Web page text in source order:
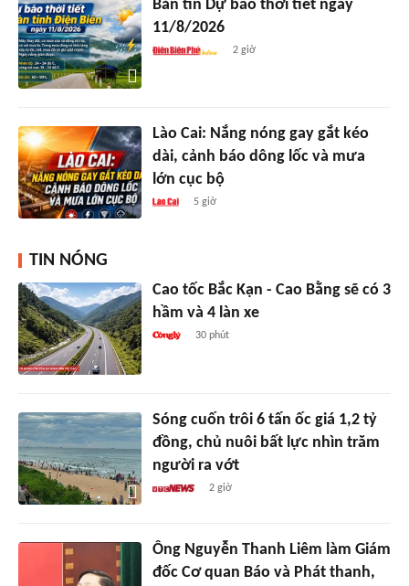
Bản tin Dự báo thời tiết ngày
11/8/2026
2 giờ
Lào Cai: Nắng nóng gay gắt kéo
dài, cảnh báo dông lốc và mưa
lớn cục bộ
5 giờ
TIN NÓNG
Cao tốc Bắc Kạn - Cao Bằng sẽ có 3
hầm và 4 làn xe
30 phút
Sóng cuốn trôi 6 tấn ốc giá 1,2 tỷ
đồng, chủ nuôi bất lực nhìn trăm
người ra vớt
2 giờ
Ông Nguyễn Thanh Liêm làm Giám
đốc Cơ quan Báo và Phát thanh,